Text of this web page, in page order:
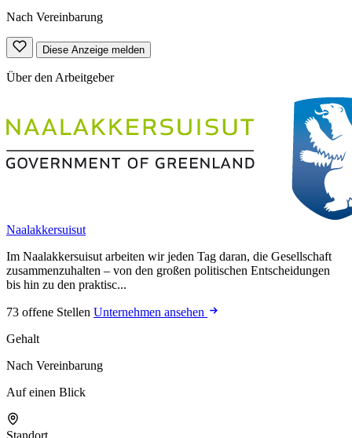
Nach Vereinbarung
Diese Anzeige melden
Über den Arbeitgeber
Naalakkersuisut
Im Naalakkersuisut arbeiten wir jeden Tag daran, die Gesellschaft
zusammenzuhalten – von den großen politischen Entscheidungen
bis hin zu den praktisc...
73 offene Stellen Unternehmen ansehen
Gehalt
Nach Vereinbarung
Auf einen Blick